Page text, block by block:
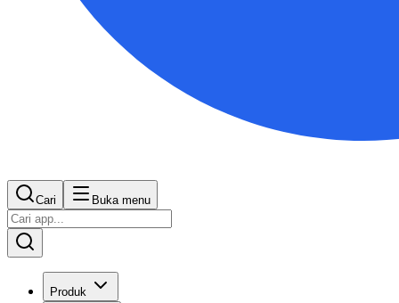
Cari Buka menu
Produk